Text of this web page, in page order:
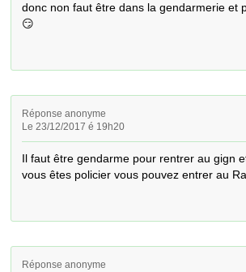
donc non faut être dans la gendarmerie et
😏
Réponse anonyme
Le 23/12/2017 é 19h20
Il faut être gendarme pour rentrer au gign
vous êtes policier vous pouvez entrer au
Réponse anonyme